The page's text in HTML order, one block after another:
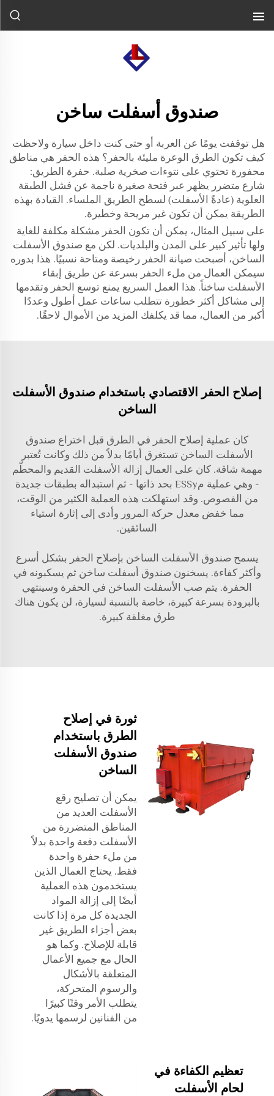
صندوق أسفلت ساخن
هل توقفت يومًا عن العربة أو حتى كنت داخل سيارة ولاحظت
كيف تكون الطرق الوعرة مليئة بالحفر؟ هذه الحفر هي مناطق
محفورة تحتوي على نتوءات صخرية صلبة. حفرة الطريق:
شارع متضرر يظهر عبر فتحة صغيرة ناجمة عن فشل الطبقة
العلوية (عادةً الأسفلت) لسطح الطريق الملساء. القيادة بهذه
الطريقة يمكن أن تكون غير مريحة وخطيرة.
على سبيل المثال، يمكن أن تكون الحفر مشكلة مكلفة للغاية
ولها تأثير كبير على المدن والبلديات. لكن مع صندوق الأسفلت
الساخن، أصبحت صيانة الحفر رخيصة ومتاحة نسبيًا. هذا بدوره
سيمكن العمال من ملء الحفر بسرعة عن طريق إبقاء
الأسفلت ساخناً. هذا العمل السريع يمنع توسع الحفر وتقدمها
إلى مشاكل أكثر خطورة تتطلب ساعات عمل أطول وعددًا
أكبر من العمال، مما قد يكلفك المزيد من الأموال لاحقًا.
إصلاح الحفر الاقتصادي باستخدام صندوق الأسفلت
الساخن
كان عملية إصلاح الحفر في الطرق قبل اختراع صندوق
الأسفلت الساخن تستغرق أيامًا بدلاً من ذلك وكانت تُعتبر
مهمة شاقة. كان على العمال إزالة الأسفلت القديم والمحطّم
- وهي عملية مESSy بحد ذاتها - ثم استبداله بطبقات جديدة
من الفصوص. وقد استهلكت هذه العملية الكثير من الوقت،
مما خفض معدل حركة المرور وأدى إلى إثارة استياء
السائقين.
يسمح صندوق الأسفلت الساخن بإصلاح الحفر بشكل أسرع
وأكثر كفاءة. يسخنون صندوق أسفلت ساخن ثم يسكبونه في
الحفرة. يتم صب الأسفلت الساخن في الحفرة وسينتهي
بالبرودة بسرعة كبيرة، خاصة بالنسبة لسيارة، لن يكون هناك
طرق مغلقة كبيرة.
ثورة في إصلاح
الطرق باستخدام
صندوق الأسفلت
الساخن
يمكن أن تصليح رقع
الأسفلت العديد من
المناطق المتضررة من
الأسفلت دفعة واحدة بدلاً
من ملء حفرة واحدة
فقط. يحتاج العمال الذين
يستخدمون هذه العملية
أيضًا إلى إزالة المواد
الجديدة كل مرة إذا كانت
بعض أجزاء الطريق غير
قابلة للإصلاح. وكما هو
الحال مع جميع الأعمال
المتعلقة بالأشكال
والرسوم المتحركة،
يتطلب الأمر وقتًا كبيرًا
من الفنانين لرسمها يدويًا.
تعظيم الكفاءة في
لحام الأسفلت